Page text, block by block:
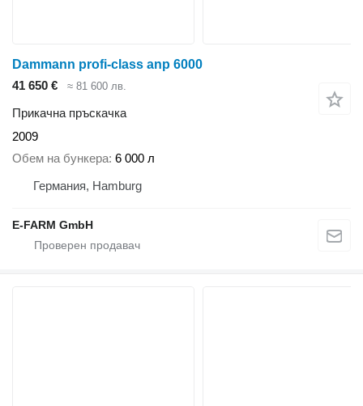
Dammann profi-class anp 6000
41 650 €
≈ 81 600 лв.
Прикачна пръскачка
2009
Обем на бункера 6 000 л
Германия, Hamburg
E-FARM GmbH